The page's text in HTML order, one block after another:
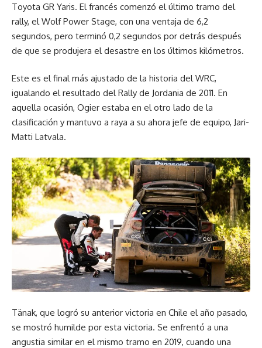
Toyota GR Yaris. El francés comenzó el último tramo del
rally, el Wolf Power Stage, con una ventaja de 6,2
segundos, pero terminó 0,2 segundos por detrás después
de que se produjera el desastre en los últimos kilómetros.
Este es el final más ajustado de la historia del WRC,
igualando el resultado del Rally de Jordania de 2011. En
aquella ocasión, Ogier estaba en el otro lado de la
clasificación y mantuvo a raya a su ahora jefe de equipo, Jari-
Matti Latvala.
Tänak, que logró su anterior victoria en Chile el año pasado,
se mostró humilde por esta victoria. Se enfrentó a una
angustia similar en el mismo tramo en 2019, cuando una